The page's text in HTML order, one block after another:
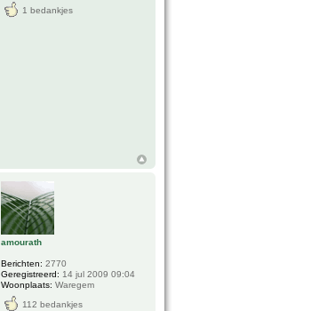
1 bedankjes
amourath
Berichten: 2770
Geregistreerd: 14 jul 2009 09:04
Woonplaats: Waregem
112 bedankjes